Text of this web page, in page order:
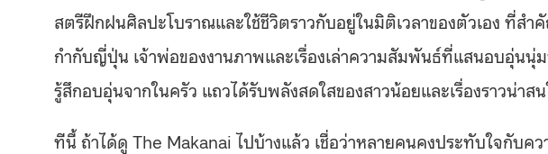
สตรีฝึกฝนศิลปะโบราณและใช้ชีวิตราวกับอยู่ในมิติเวลาของตัวเอง ที่ส
กำกับญี่ปุ่น เจ้าพ่อของงานภาพและเรื่องเล่าความสัมพันธ์ที่แสนอบอุ่นนุ่
รู้สึกอบอุ่นจากในครัว แถวได้รับพลังสดใสของสาวน้อยและเรื่องราวน่าสน
ทีนี้ ถ้าได้ดู The Makanai ไปบ้างแล้ว เชื่อว่าหลายคนคงประทับใจกับ